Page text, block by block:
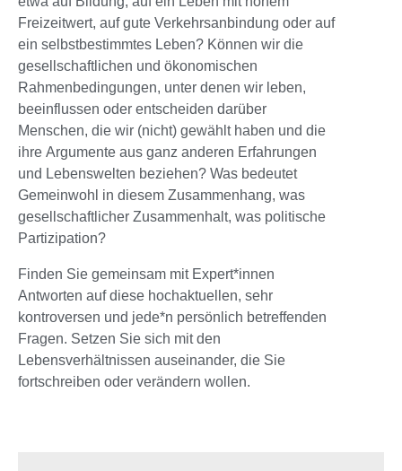
Freizeitwert, auf gute Verkehrsanbindung oder auf
ein selbstbestimmtes Leben? Können wir die
gesellschaftlichen und ökonomischen
Rahmenbedingungen, unter denen wir leben,
beeinflussen oder entscheiden darüber
Menschen, die wir (nicht) gewählt haben und die
ihre Argumente aus ganz anderen Erfahrungen
und Lebenswelten beziehen? Was bedeutet
Gemeinwohl in diesem Zusammenhang, was
gesellschaftlicher Zusammenhalt, was politische
Partizipation?
Finden Sie gemeinsam mit Expert*innen
Antworten auf diese hochaktuellen, sehr
kontroversen und jede*n persönlich betreffenden
Fragen. Setzen Sie sich mit den
Lebensverhältnissen auseinander, die Sie
fortschreiben oder verändern wollen.